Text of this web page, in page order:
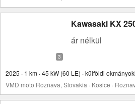
Kawasaki KX
ár nélkül
2025 · 1 km · 45 kW (60 LE) · külföldi
VMD moto Rožňava, Slovakia · Kosice ·